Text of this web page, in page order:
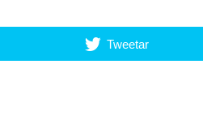
Tweetar